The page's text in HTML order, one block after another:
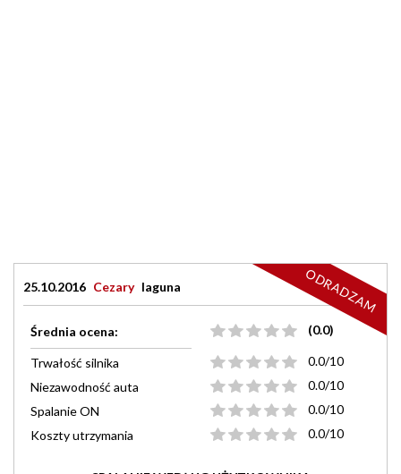
25.10.2016 Cezary laguna
Średnia ocena: (0.0)
Trwałość silnika
0.0/10
Niezawodność auta
0.0/10
Spalanie ON
0.0/10
Koszty utrzymania
0.0/10
ODRADZAM